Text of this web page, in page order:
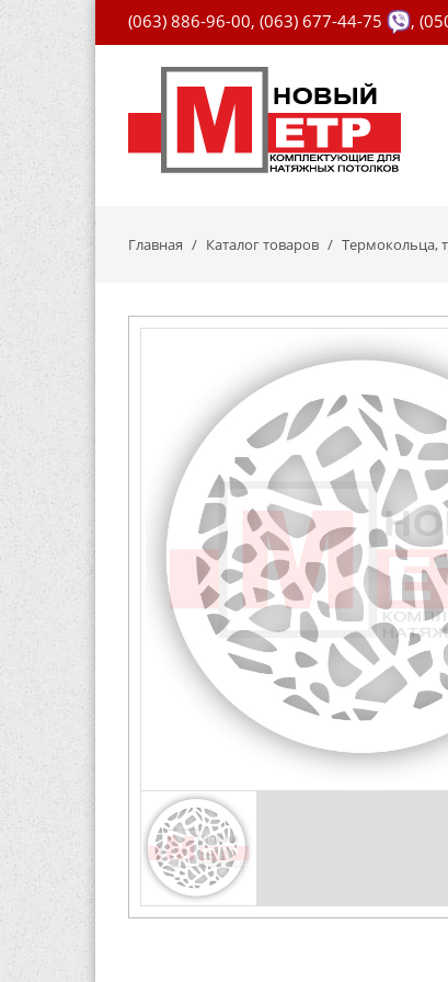
(063) 886-96-00, (063) 677-44-75 ,
Главная Каталог товаров Термокольца,